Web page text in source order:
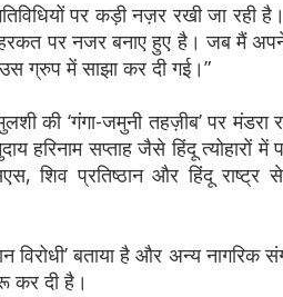
पर कड़ी नज़र रखी जा रही
हरकत पर नजर बनाए हुए है। जब मैं
ग्रुप में साझा कर दी गई।”
की ‘गंगा-जमुनी तहज़ीब’ पर मंडरा
हरिनाम सप्ताह जैसे हिंदू त्योहारों में
शिव प्रतिष्ठान और हिंदू राष्ट्र
विरोधी’ बताया है और अन्य नागरिक
कर दी है।